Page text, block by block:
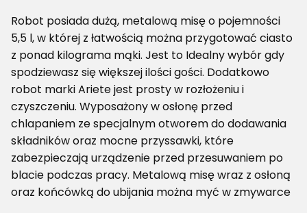
Robot posiada dużą, metalową misę o pojemności
5,5 l, w której z łatwością można przygotować ciasto
z ponad kilograma mąki. Jest to Idealny wybór gdy
spodziewasz się większej ilości gości. Dodatkowo
robot marki Ariete jest prosty w rozłożeniu i
czyszczeniu. Wyposażony w osłonę przed
chlapaniem ze specjalnym otworem do dodawania
składników oraz mocne przyssawki, które
zabezpieczają urządzenie przed przesuwaniem po
blacie podczas pracy. Metalową misę wraz z osłoną
oraz końcówką do ubijania można myć w zmywarce